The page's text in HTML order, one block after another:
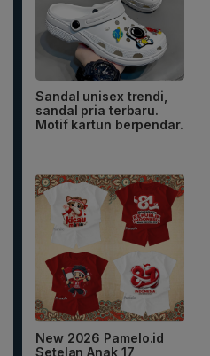
Sandal unisex trendi,
sandal pria terbaru.
Motif kartun berpendar.
New 2026 Pamelo.id
Setelan Anak 17